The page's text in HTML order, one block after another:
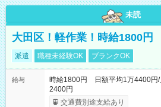
未読
大田区！軽作業！時給1800円
派遣 職種未経験OK ブランクOK
給与
時給1800円 日額平均1万4400円/
2400円
交通費別途支給あり